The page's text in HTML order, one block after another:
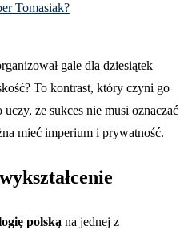
Tomasiak?
gale dla dziesiątek
To kontrast, który czyni go
że sukces nie musi oznaczać
mieć imperium i prywatność.
polską na jednej z